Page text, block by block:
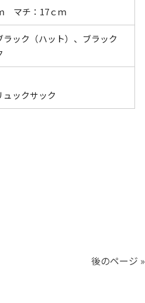
マチ：17ｃｍ
ック（ハット）、ブラック
ックサック
後のページ »